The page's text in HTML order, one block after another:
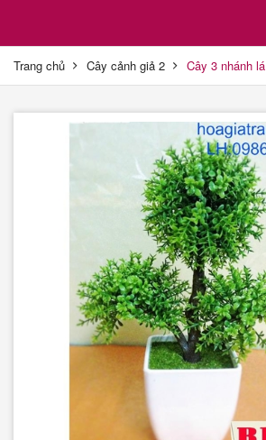
Trang chủ Cây cảnh giả 2 Cây 3 nhánh